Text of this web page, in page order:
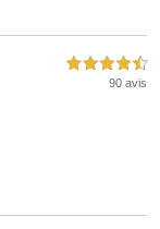
4,5 étoiles sur 5
90 avis